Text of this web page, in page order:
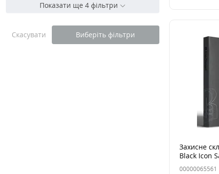
Показати ще 4 фільтри
Скасувати Виберіть фільтри
Захисне
Black Icon
Титан
00000065561